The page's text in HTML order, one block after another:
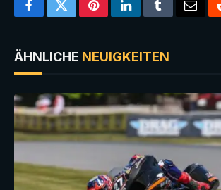
FacebookTwitterPinterestLinkedInTumblrEmail
ÄHNLICHE NEUIGKEITEN